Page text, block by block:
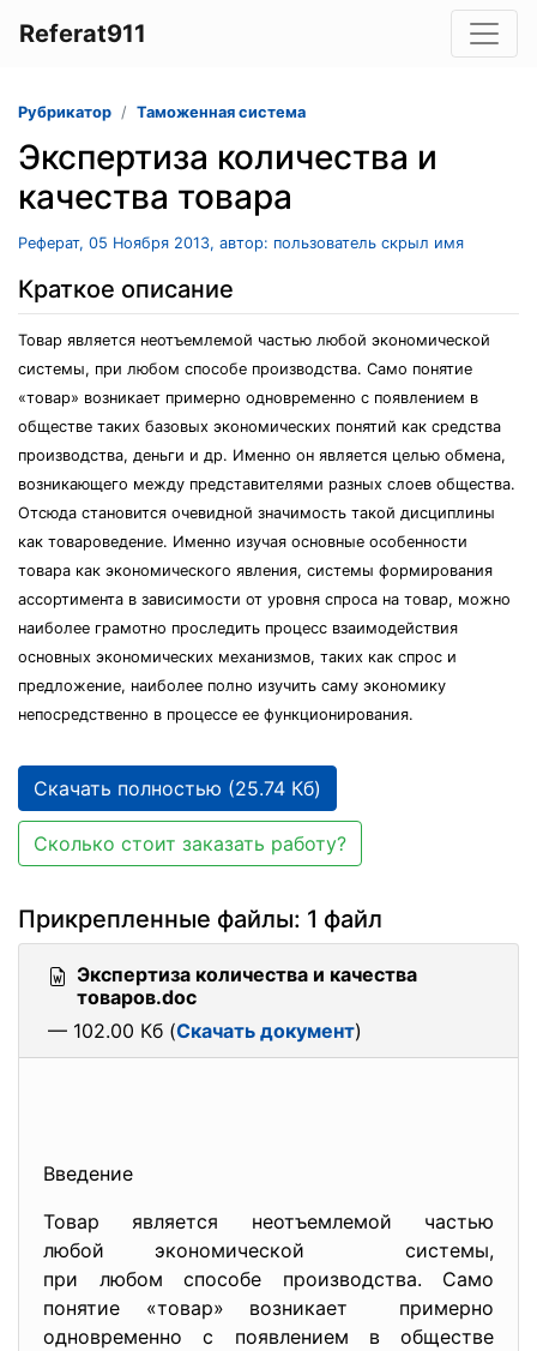
Referat911
Рубрикатор Таможенная система
Экспертиза количества и
качества товара
Реферат, 05 Ноября 2013, автор: пользователь скрыл имя
Краткое описание
Товар является неотъемлемой частью любой экономической
системы, при любом способе производства. Само понятие
«товар» возникает примерно одновременно с появлением в
обществе таких базовых экономических понятий как средства
производства, деньги и др. Именно он является целью обмена,
возникающего между представителями разных слоев общества.
Отсюда становится очевидной значимость такой дисциплины
как товароведение. Именно изучая основные особенности
товара как экономического явления, системы формирования
ассортимента в зависимости от уровня спроса на товар, можно
наиболее грамотно проследить процесс взаимодействия
основных экономических механизмов, таких как спрос и
предложение, наиболее полно изучить саму экономику
непосредственно в процессе ее функционирования.
Скачать полностью (25.74 Кб)
Сколько стоит заказать работу?
Прикрепленные файлы: 1 файл
Экспертиза количества и качества
товаров.doc
— 102.00 Кб (Скачать документ)
Введение
Товар является неотъемлемой частью
любой экономической системы,
при любом способе производства. Само
понятие «товар» возникает примерно
одновременно с появлением в обществе